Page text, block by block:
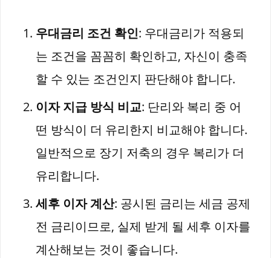
우대금리 조건 확인: 우대금리가 적용되
는 조건을 꼼꼼히 확인하고, 자신이 충족
할 수 있는 조건인지 판단해야 합니다.
이자 지급 방식 비교: 단리와 복리 중 어
떤 방식이 더 유리한지 비교해야 합니다.
일반적으로 장기 저축의 경우 복리가 더
유리합니다.
세후 이자 계산: 공시된 금리는 세금 공제
전 금리이므로, 실제 받게 될 세후 이자를
계산해보는 것이 좋습니다.